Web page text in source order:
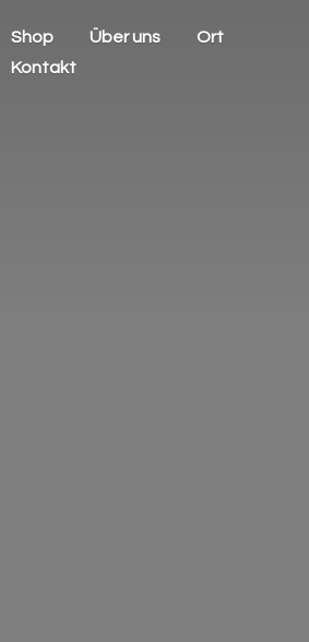
Shop Über uns
Ort
Kontakt